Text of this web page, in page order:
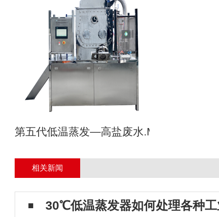
第五代低温蒸发—高盐废水.MVR母液专业
相关新闻
30℃低温蒸发器如何处理各种